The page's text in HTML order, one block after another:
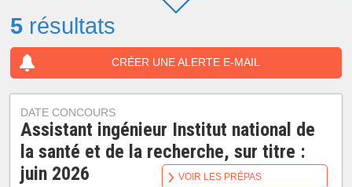
5 résultats
CRÉER UNE ALERTE E-MAIL
DATE CONCOURS
Assistant ingénieur Institut national de
la santé et de la recherche, sur titre :
juin 2026
VOIR LES PRÉPAS